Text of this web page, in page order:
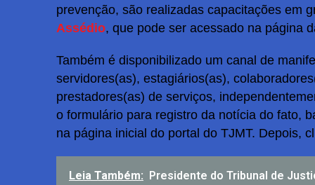
prevenção, são realizadas capacitações em
Assédio, que pode ser acessado na página
Também é disponibilizado um canal de
servidores(as), estagiários(as),
prestadores(as) de serviços,
o formulário para registro da notícia do fato,
na página inicial do portal do TJMT. Depois,
Leia Também: Presidente do Tribunal de